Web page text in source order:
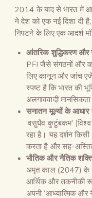
2014 के बाद से भारत में
ने देश को एक नई दिशा दी
निपटने के लिए एक आदर्श
आंतरिक शुद्धिकरण और
PFI जैसे संगठनों और
लिए कानून और जांच
स्पष्ट है कि भारत की
अलगाववादी
सनातन मूल्यों के आधार
‘वसुधैव कुटुंबकम’
रहा है। यह दर्शन किसी
करता है और सह-
भौतिक और नैतिक
अमृत काल (2047) के
आर्थिक और तकनीकी
अपनी ‘आध्यात्मिक